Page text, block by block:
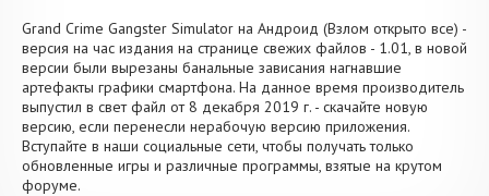
Grand Crime Gangster Simulator на Андроид (Взлом открыто все) -
версия на час издания на странице свежих файлов - 1.01, в новой
версии были вырезаны банальные зависания нагнавшие
артефакты графики смартфона. На данное время производитель
выпустил в свет файл от 8 декабря 2019 г. - скачайте новую
версию, если перенесли нерабочую версию приложения.
Вступайте в наши социальные сети, чтобы получать только
обновленные игры и различные программы, взятые на крутом
форуме.